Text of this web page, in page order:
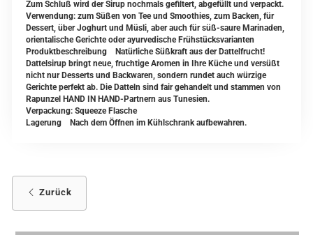
Zum Schluß wird der Sirup nochmals gefiltert, abgefüllt und verpackt.
Verwendung: zum Süßen von Tee und Smoothies, zum Backen, für
Dessert, über Joghurt und Müsli, aber auch für süß-saure Marinaden,
orientalische Gerichte oder ayurvedische Frühstücksvarianten
Produktbeschreibung Natürliche Süßkraft aus der Dattelfrucht!
Dattelsirup bringt neue, fruchtige Aromen in Ihre Küche und versüßt
nicht nur Desserts und Backwaren, sondern rundet auch würzige
Gerichte perfekt ab. Die Datteln sind fair gehandelt und stammen von
Rapunzel HAND IN HAND-Partnern aus Tunesien.
Verpackung: Squeeze Flasche
Lagerung Nach dem Öffnen im Kühlschrank aufbewahren.
Zurück